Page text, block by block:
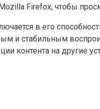
Firefox, чтобы
в его
и стабильным
контента на другие